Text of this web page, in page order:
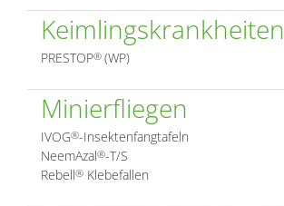
Keimlingskrankheiten
PRESTOP® (WP)
Minierfliegen
IVOG®-Insektenfangtafeln
NeemAzal®-T/S
Rebell®Klebefallen